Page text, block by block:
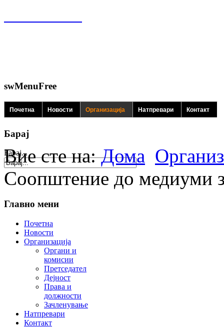
swMenuFree
Почетна Новости Организација Натпревари Контакт
Барај
Барај...
Вие сте на:Дома
Соопштение до медиуми
Главно мени
Почетна
Новости
Организација
Органи и
комисии
Претседател
Дејност
Права и
должности
Зачленување
Натпревари
Контакт